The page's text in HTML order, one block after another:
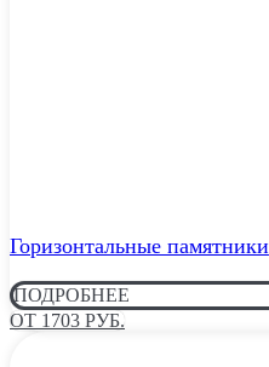
Горизонтальные памятники
ПОДРОБНЕЕ
ОТ 1703 РУБ.